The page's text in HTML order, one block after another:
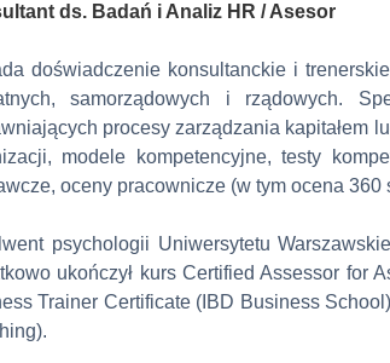
ds. Badań i Analiz HR / Asesor
doświadczenie konsultanckie i
samorządowych i rządowych.
procesy zarządzania kapitałem
modele kompetencyjne, testy
oceny pracownicze (w tym ocena
psychologii Uniwersytetu
ukończył kurs Certified Assessor for
Trainer Certificate (IBD Business